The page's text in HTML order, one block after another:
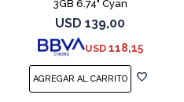
3GB 6.74" Cyan
USD 139,00
USD 118,15